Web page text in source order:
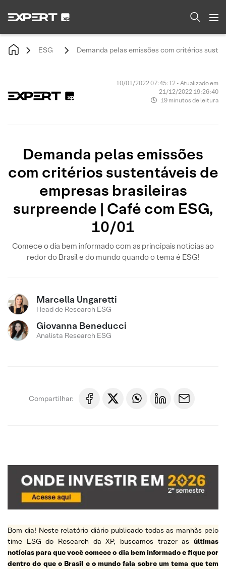
ESG Demanda pelas emissões com critérios
10/01/2022 07:45:12 • Atualizado em
21/12/2022 19:26:40
19 minutos de leitura
Demanda pelas emissões
com critérios sustentáveis de
empresas brasileiras
surpreende | Café com ESG,
10/01
Comece o dia bem informado com as principais notícias ao
redor do Brasil e do mundo quando o tema é ESG!
Marcella Ungaretti
Head de Research ESG
Giovanna Beneducci
Analista Research ESG
Compartilhar:
Bom dia! Neste relatório diário publicado todas as manhãs pelo
time ESG do Research da XP, buscamos trazer as últimas
notícias para que você comece o dia bem informado e fique por
dentro do que o Brasil e o mundo fala sobre um tema que tem